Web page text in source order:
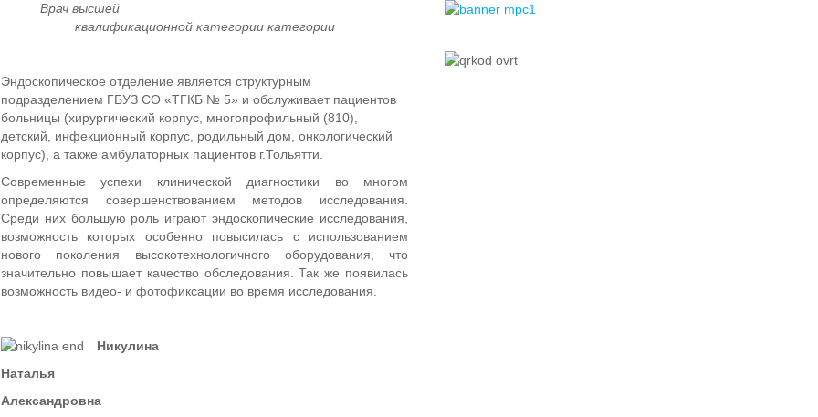
Врач высшей
квалификационной категории категории
Эндоскопическое отделение является структурным
подразделением ГБУЗ СО «ТГКБ № 5» и обслуживает пациентов
больницы (хирургический корпус, многопрофильный (810),
детский, инфекционный корпус, родильный дом, онкологический
корпус), а также амбулаторных пациентов г.Тольятти.
Современные успехи клинической диагностики во многом
определяются совершенствованием методов исследования.
Среди них большую роль играют эндоскопические исследования,
возможность которых особенно повысилась с использованием
нового поколения высокотехнологичного оборудования, что
значительно повышает качество обследования. Так же появилась
возможность видео- и фотофиксации во время исследования.
Никулина
Наталья
Александровна